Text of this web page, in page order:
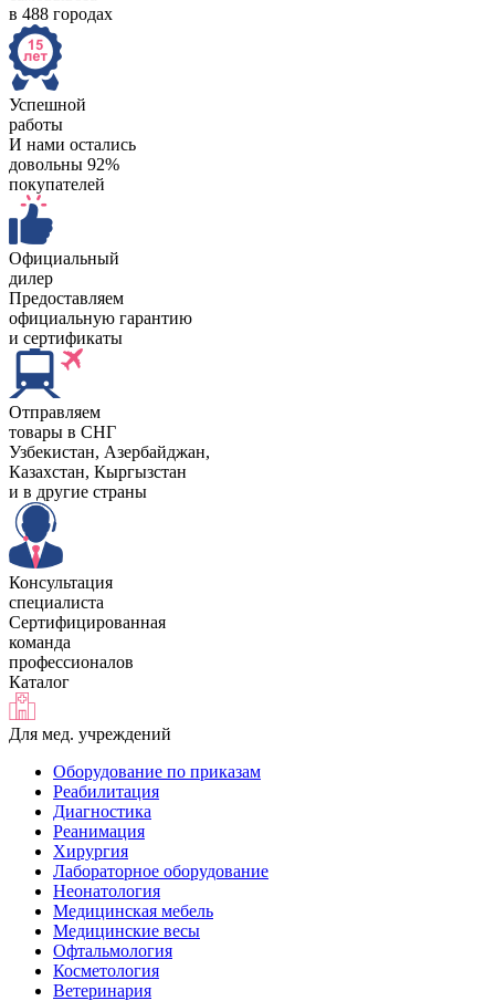
в 488 городах
Успешной
работы
И нами остались
довольны 92%
покупателей
Официальный
дилер
Предоставляем
официальную гарантию
и сертификаты
Отправляем
товары в СНГ
Узбекистан, Aзербайджан,
Казахстан, Кыргызстан
и в другие страны
Консультация
специалиста
Сертифицированная
команда
профессионалов
Каталог
Для мед. учреждений
Оборудование по приказам
Реабилитация
Диагностика
Реанимация
Хирургия
Лабораторное оборудование
Неонатология
Медицинская мебель
Медицинские весы
Офтальмология
Косметология
Ветеринария